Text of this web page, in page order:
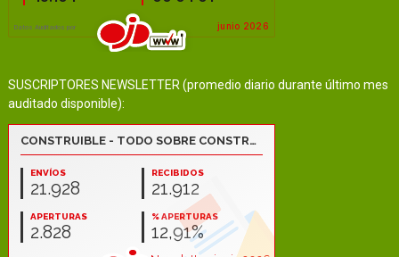
SUSCRIPTORES NEWSLETTER (promedio diario durante último mes
auditado disponible):